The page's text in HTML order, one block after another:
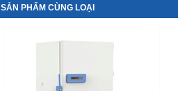
SẢN PHẨM CÙNG LOẠI